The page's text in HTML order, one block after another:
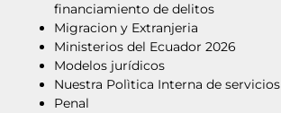
financiamiento de delitos
Migracion y Extranjeria
Ministerios del Ecuador 2026
Modelos jurídicos
Nuestra Polìtica Interna de servicios
Penal